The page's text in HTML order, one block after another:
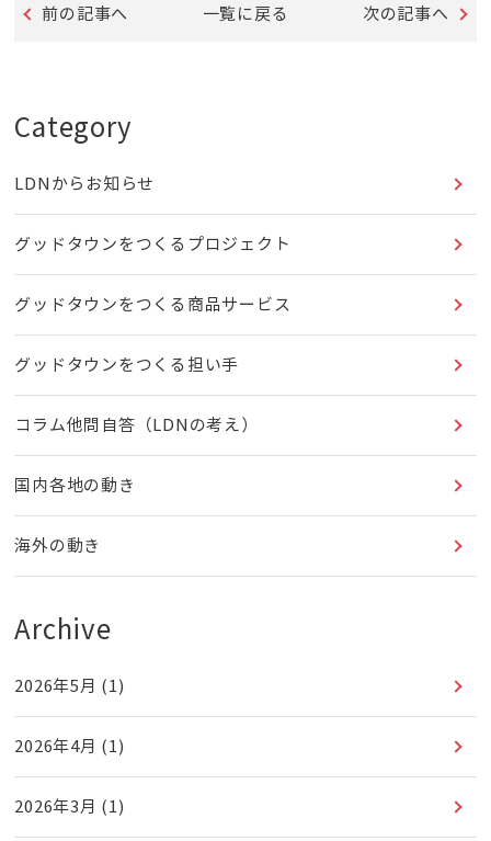
前の記事へ 一覧に戻る 次の記事へ
Category
LDNからお知らせ
グッドタウンをつくるプロジェクト
グッドタウンをつくる商品サービス
グッドタウンをつくる担い手
コラム他問自答（LDNの考え）
国内各地の動き
海外の動き
Archive
2026年5月 (1)
2026年4月 (1)
2026年3月 (1)